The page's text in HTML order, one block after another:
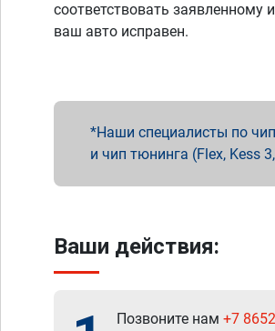
соответствовать заявленному и
ваш авто исправен.
Наши специалисты по
и чип тюнинга (Flex, Kess
Ваши действия:
Позвоните нам +7